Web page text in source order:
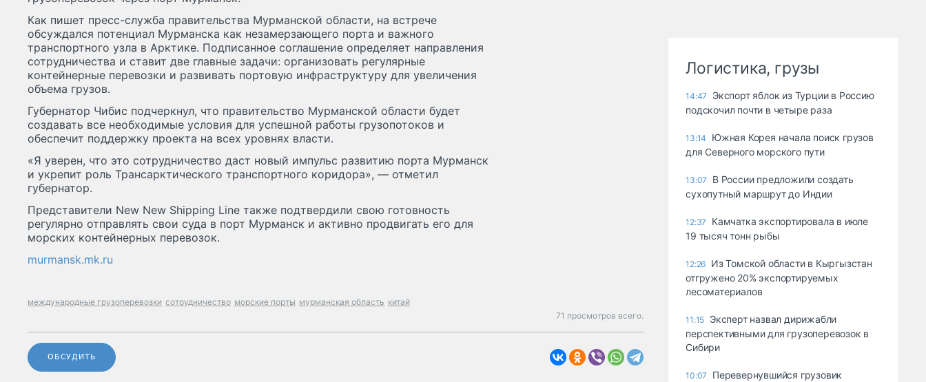
Как пишет пресс-служба правительства Мурманской области, на встрече
обсуждался потенциал Мурманска как незамерзающего порта и важного
транспортного узла в Арктике. Подписанное соглашение определяет направления
сотрудничества и ставит две главные задачи: организовать регулярные
контейнерные перевозки и развивать портовую инфраструктуру для увеличения
объема грузов.
Губернатор Чибис подчеркнул, что правительство Мурманской области будет
создавать все необходимые условия для успешной работы грузопотоков и
обеспечит поддержку проекта на всех уровнях власти.
«Я уверен, что это сотрудничество даст новый импульс развитию порта Мурманск
и укрепит роль Трансарктического транспортного коридора», — отметил
губернатор.
Представители New New Shipping Line также подтвердили свою готовность
регулярно отправлять свои суда в порт Мурманск и активно продвигать его для
морских контейнерных перевозок.
murmansk.mk.ru
международные грузоперевозки сотрудничество морские порты мурманская область китай
71 просмотров всего.
ОБСУДИТЬ
Логистика, грузы
14:47
Экспорт яблок из Турции в Россию
подскочил почти в четыре раза
13:14
Южная Корея начала поиск грузов
для Северного морского пути
13:07
В России предложили создать
сухопутный маршрут до Индии
12:37
Камчатка экспортировала в июле
19 тысяч тонн рыбы
12:26 Из Томской области в Кыргызстан
отгружено 20% экспортируемых
лесоматериалов
11:15 Эксперт назвал дирижабли
перспективными для грузоперевозок в
Сибири
10:07
Перевернувшийся грузовик